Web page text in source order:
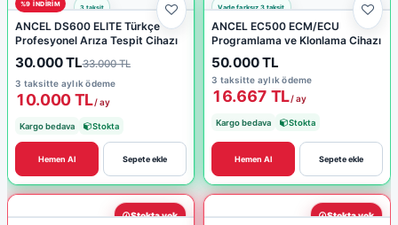
%9 INDIRIM
ANCEL DS600 ELITE Türkçe
Profesyonel Arıza Tespit Cihazı
30.000 TL33.000 TL
3 taksitte aylık ödeme
10.000 TL/ ay
Kargo bedava Stokta
Sepete ekle
Hemen Al
ANCEL EC500 ECM/ECU
Programlama ve Klonlama Cihazı
50.000 TL
3 taksitte aylık ödeme
16.667 TL/ ay
Kargo bedava Stokta
Sepete ekle
Hemen Al
Stokta yok Stokta yok